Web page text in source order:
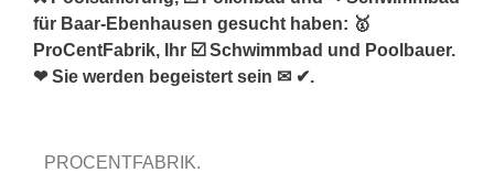
für Baar-Ebenhausen gesucht haben: 🥇
ProCentFabrik, Ihr ☑️ Schwimmbad und Poolbauer.
❤ Sie werden begeistert sein ✉ ✔.
PROCENTFABRIK.